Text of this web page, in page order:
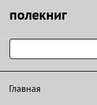
полекниг
Главная